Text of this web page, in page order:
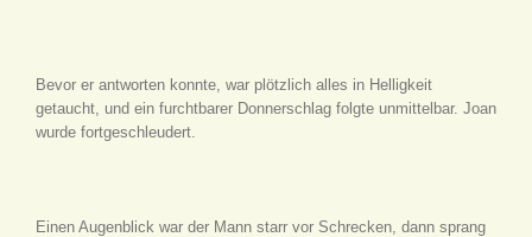
Bevor er antworten konnte, war plötzlich alles in Helligkeit
getaucht, und ein furchtbarer Donnerschlag folgte unmittelbar. Joan
wurde fortgeschleudert.
Einen Augenblick war der Mann starr vor Schrecken, dann sprang